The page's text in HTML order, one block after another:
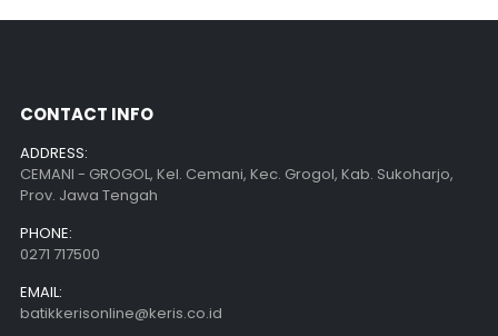
CONTACT INFO
ADDRESS:
CEMANI - GROGOL, Kel. Cemani, Kec. Grogol, Kab. Sukoharjo,
Prov. Jawa Tengah
PHONE:
0271 717500
EMAIL:
batikkerisonline@keris.co.id